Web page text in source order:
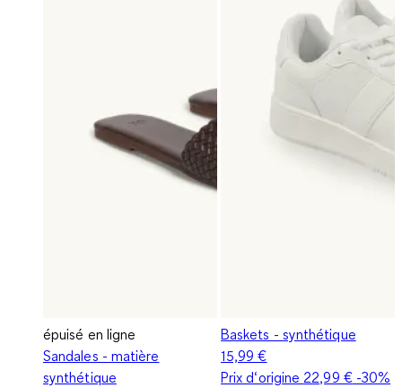
épuisé en ligne
Sandales - matière
synthétique
Baskets - synthétique
15,99 €
Prix d‘origine 22,99 €-30%